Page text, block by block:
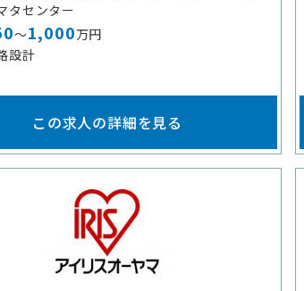
タセンター
～1,000万円
設計
この求人の詳細を見る